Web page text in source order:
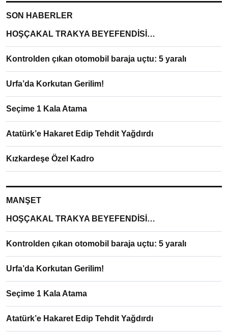
SON HABERLER
HOŞÇAKAL TRAKYA BEYEFENDİSİ…
Kontrolden çıkan otomobil baraja uçtu: 5 yaralı
Urfa’da Korkutan Gerilim!
Seçime 1 Kala Atama
Atatürk’e Hakaret Edip Tehdit Yağdırdı
Kızkardeşe Özel Kadro
MANŞET
HOŞÇAKAL TRAKYA BEYEFENDİSİ…
Kontrolden çıkan otomobil baraja uçtu: 5 yaralı
Urfa’da Korkutan Gerilim!
Seçime 1 Kala Atama
Atatürk’e Hakaret Edip Tehdit Yağdırdı